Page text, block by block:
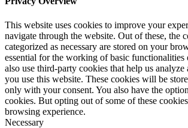
This website uses cookies to improve your
navigate through the website. Out of these, the
categorized as necessary are stored on your
essential for the working of basic functionalities
also use third-party cookies that help us
you use this website. These cookies will be
only with your consent. You also have the
cookies. But opting out of some of these
browsing experience.
Necessary